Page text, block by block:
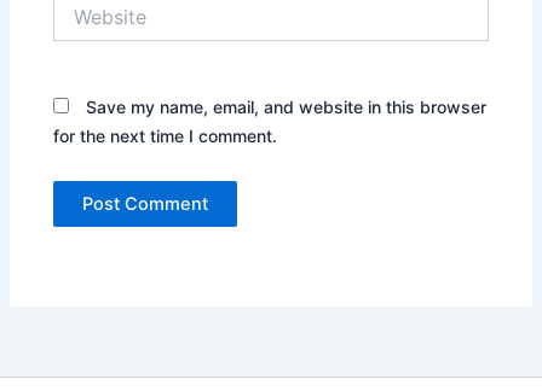
Save my name, email, and website in this browser
for the next time I comment.